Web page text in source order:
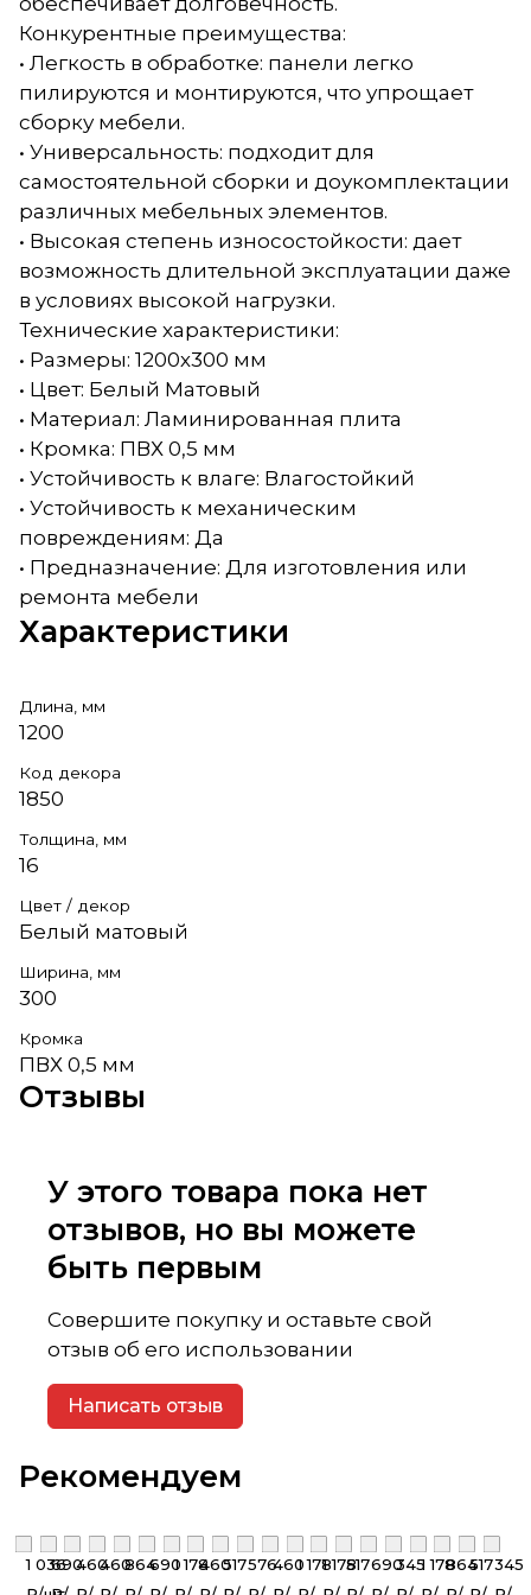
Конкурентные преимущества:
• Легкость в обработке: панели легко
пилируются и монтируются, что упрощает
сборку мебели.
• Универсальность: подходит для
самостоятельной сборки и доукомплектации
различных мебельных элементов.
• Высокая степень износостойкости: дает
возможность длительной эксплуатации даже
в условиях высокой нагрузки.
Технические характеристики:
• Размеры: 1200х300 мм
• Цвет: Белый Матовый
• Материал: Ламинированная плита
• Кромка: ПВХ 0,5 мм
• Устойчивость к влаге: Влагостойкий
• Устойчивость к механическим
повреждениям: Да
• Предназначение: Для изготовления или
ремонта мебели
Характеристики
Длина, мм
1200
Код декора
1850
Толщина, мм
16
Цвет / декор
Белый матовый
Ширина, мм
300
Кромка
ПВХ 0,5 мм
Отзывы
У этого товара пока нет
отзывов, но вы можете
быть первым
Совершите покупку и оставьте свой
отзыв об его использовании
Написать отзыв
Рекомендуем
1 0366904604608646901 1784605175764601 1781 1785176903451 178864517345